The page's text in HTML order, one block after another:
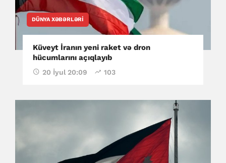
DÜNYA XƏBƏRLƏRI
Küveyt İranın yeni raket və dron
hücumlarını açıqlayıb
20 İyul 20:09 103